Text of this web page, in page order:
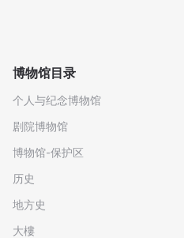
博物馆目录
个人与纪念博物馆
剧院博物馆
博物馆-保护区
历史
地方史
大樓